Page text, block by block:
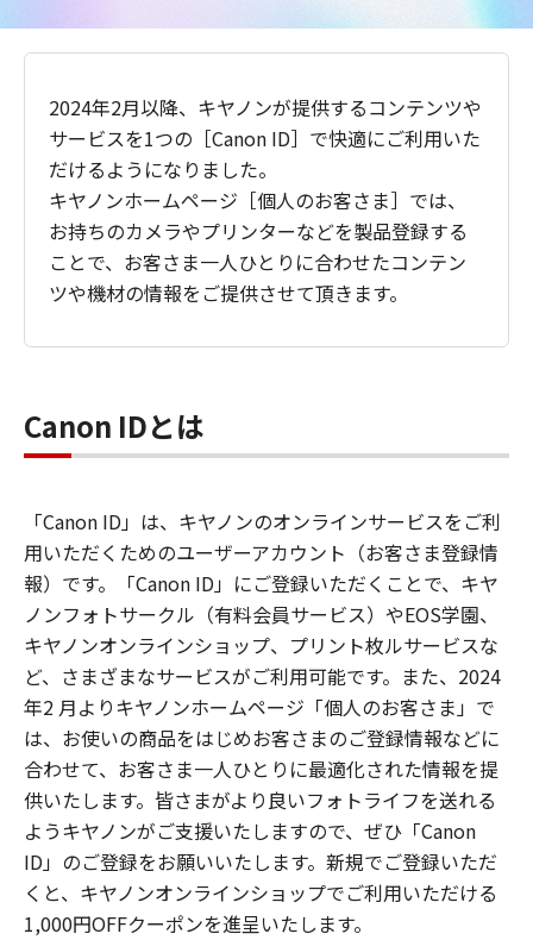
2024年2月以降、キヤノンが提供するコンテンツや
サービスを1つの［Canon ID］で快適にご利用いた
だけるようになりました。
キヤノンホームページ［個人のお客さま］では、
お持ちのカメラやプリンターなどを製品登録する
ことで、お客さま一人ひとりに合わせたコンテン
ツや機材の情報をご提供させて頂きます。
Canon IDとは
「Canon ID」は、キヤノンのオンラインサービスをご利
用いただくためのユーザーアカウント（お客さま登録情
報）です。「Canon ID」にご登録いただくことで、キヤ
ノンフォトサークル（有料会員サービス）やEOS学園、
キヤノンオンラインショップ、プリント枚ルサービスな
ど、さまざまなサービスがご利用可能です。また、2024
年2 月よりキヤノンホームページ「個人のお客さま」で
は、お使いの商品をはじめお客さまのご登録情報などに
合わせて、お客さま一人ひとりに最適化された情報を提
供いたします。皆さまがより良いフォトライフを送れる
ようキヤノンがご支援いたしますので、ぜひ「Canon
ID」のご登録をお願いいたします。新規でご登録いただ
くと、キヤノンオンラインショップでご利用いただける
1,000円OFFクーポンを進呈いたします。